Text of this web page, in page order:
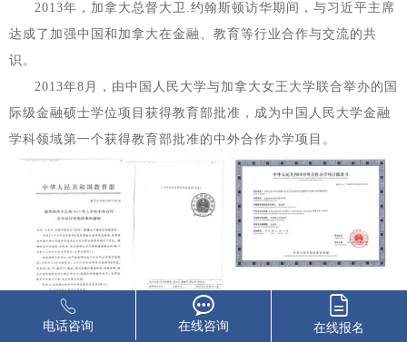
2013年，加拿大总督大卫.约翰斯顿访华期间，与习近平主席
达成了加强中国和加拿大在金融、教育等行业合作与交流的共
识。
2013年8月，由中国人民大学与加拿大女王大学联合举办的国
际级金融硕士学位项目获得教育部批准，成为中国人民大学金融
学科领域第一个获得教育部批准的中外合作办学项目。
电话咨询 在线咨询 在线报名